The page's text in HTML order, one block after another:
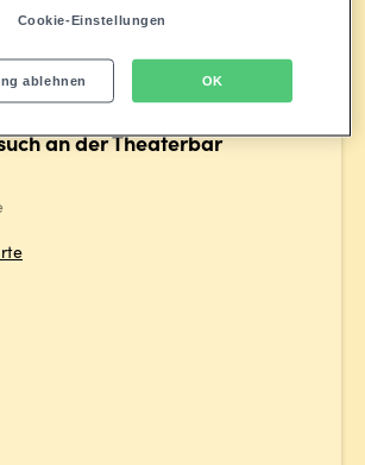
an der Theaterbar
Cookie-Einstellungen
ablehnen OK